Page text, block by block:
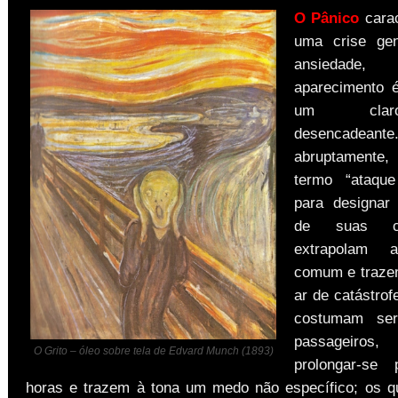
O Grito – óleo sobre tela de Edvard Munch (1893)
O Pânico
uma crise
aparecimento
um
termo
para
de suas
extrapolam
comum e
ar de
costumam
passageiros,
prolongar-se
horas e trazem à tona um medo não específico; os